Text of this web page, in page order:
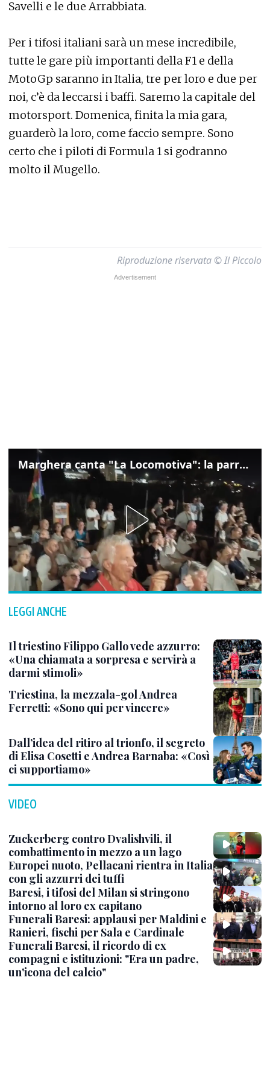
Savelli e le due Arrabbiata.
Per i tifosi italiani sarà un mese incredibile,
tutte le gare più importanti della F1 e della
MotoGp saranno in Italia, tre per loro e due per
noi, c’è da leccarsi i baffi. Saremo la capitale del
motorsport. Domenica, finita la mia gara,
guarderò la loro, come faccio sempre. Sono
certo che i piloti di Formula 1 si godranno
molto il Mugello.
Riproduzione riservata © Il Piccolo
Marghera canta "La Locomotiva": la parrocchia della Cita ricorda Guccini
LEGGI ANCHE
Il triestino Filippo Gallo vede azzurro:
«Una chiamata a sorpresa e servirà a
darmi stimoli»
Triestina, la mezzala-gol Andrea
Ferretti: «Sono qui per vincere»
Dall’idea del ritiro al trionfo, il segreto
di Elisa Cosetti e Andrea Barnaba: «Così
ci supportiamo»
VIDEO
Zuckerberg contro Dvalishvili, il
combattimento in mezzo a un lago
Europei nuoto, Pellacani rientra in Italia
con gli azzurri dei tuffi
Baresi, i tifosi del Milan si stringono
intorno al loro ex capitano
Funerali Baresi: applausi per Maldini e
Ranieri, fischi per Sala e Cardinale
Funerali Baresi, il ricordo di ex
compagni e istituzioni: "Era un padre,
un'icona del calcio"